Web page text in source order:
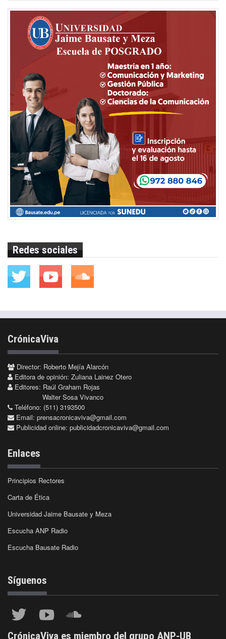
Redes sociales
CrónicaViva
Director: Roberto Mejía Alarcón
Editora de opinión: Zuliana Lainez Otero
Editores: Raúl Graham Rojas
Walter Sosa Vivanco
Teléfono: (511) 3193500
Email: prensacronicaviva@gmail.com
Publicidad online: publicidadcronicaviva@gmail.com
Enlaces
Principios Rectores
Carta de Ética
Universidad Jaime Bausate y Meza
Escucha ANP Radio
Escucha Bausate Radio
Síguenos
CrónicaViva es miembro del grupo ANP-UB